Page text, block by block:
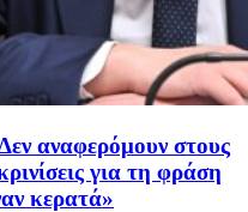
αναφερόμουν στους
για τη φράση
κερατά»